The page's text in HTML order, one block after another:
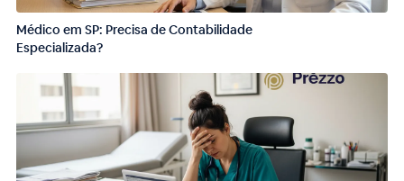
Médico em SP: Precisa de Contabilidade
Especializada?